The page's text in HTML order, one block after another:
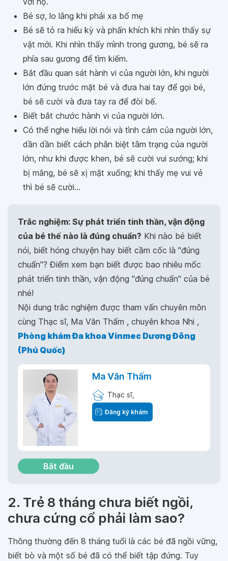
Bé sợ, lo lắng khi phải xa bố mẹ
Bé sẽ tỏ ra hiếu kỳ và phấn khích khi nhìn thấy sự
vật mới. Khi nhìn thấy mình trong gương, bé sẽ ra
phía sau gương để tìm kiếm.
Bắt đầu quan sát hành vi của người lớn, khi người
lớn đứng trước mặt bé và đưa hai tay để gọi bé,
bé sẽ cười và đưa tay ra để đòi bế.
Biết bắt chước hành vi của người lớn.
Có thể nghe hiểu lời nói và tình cảm của người lớn,
dần dần biết cách phân biệt tâm trạng của người
lớn, như khi được khen, bé sẽ cười vui sướng; khi
bị mắng, bé sẽ xị mặt xuống; khi thấy mẹ vui vẻ
thì bé sẽ cười...
Trắc nghiệm: Sự phát triển tinh thần, vận động
của bé thế nào là đúng chuẩn? Khi nào bé biết
nói, biết hóng chuyện hay biết cầm cốc là "đúng
chuẩn"? Điểm xem bạn biết được bao nhiêu mốc
phát triển tinh thần, vận động "đúng chuẩn" của bé
nhé!
Nội dung trắc nghiệm được tham vấn chuyên môn
cùng Thạc sĩ, Ma Văn Thấm , chuyên khoa Nhi ,
Phòng khám Đa khoa Vinmec Dương Đông
(Phú Quốc)
Ma Văn Thấm
Thạc sĩ,
Đăng ký khám
Bắt đầu
2. Trẻ 8 tháng chưa biết ngồi,
chưa cứng cổ phải làm sao?
Thông thường đến 8 tháng tuổi là các bé đã ngồi vững,
biết bò và một số bé đã có thể biết tập đứng. Tuy